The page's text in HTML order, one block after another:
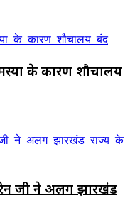
के कारण शौचालय
जी ने अलग झारखंड